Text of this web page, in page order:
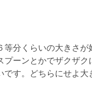
分くらいの大きさ
プーンとかでザクザ
す。どちらにせよ大